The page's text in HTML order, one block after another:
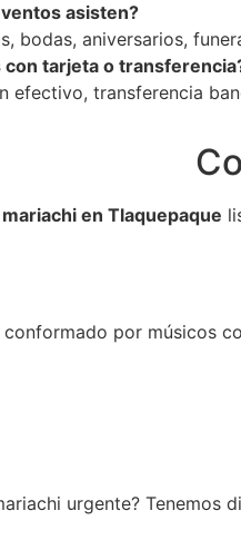
asisten?
bodas, aniversarios,
con tarjeta o
efectivo, transferencia
mariachi en Tlaquepaque
por músicos
urgente? Tenemos